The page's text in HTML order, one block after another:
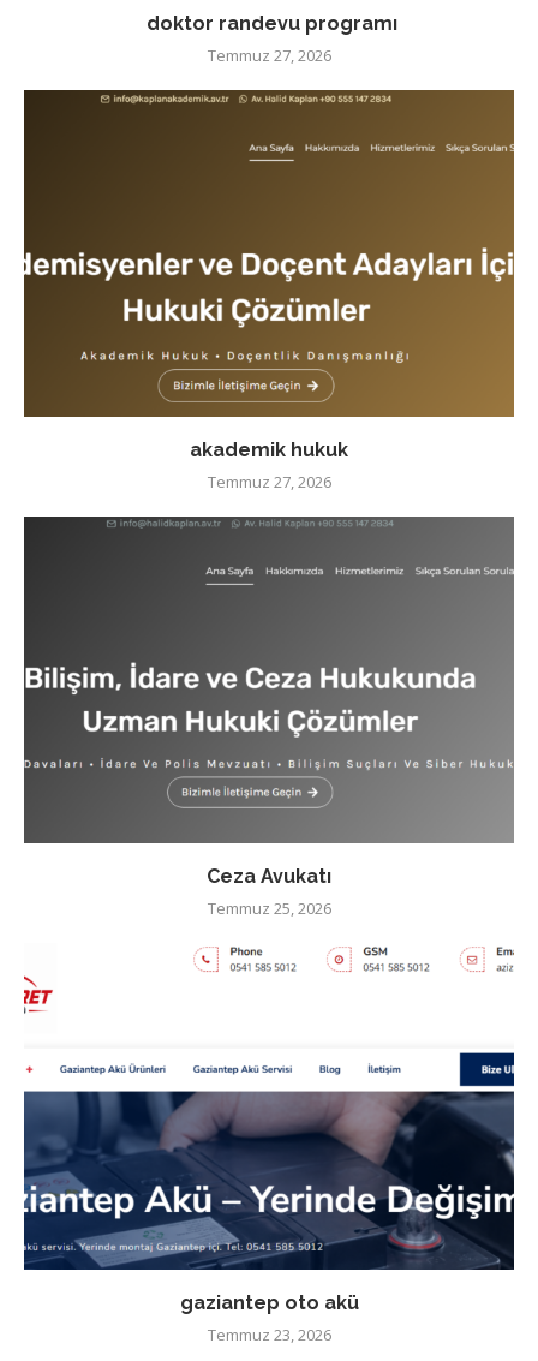
doktor randevu programı
Temmuz 27, 2026
akademik hukuk
Temmuz 27, 2026
Ceza Avukatı
Temmuz 25, 2026
gaziantep oto akü
Temmuz 23, 2026